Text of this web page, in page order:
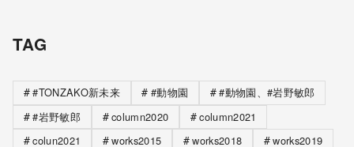
TAG
#TONZAKO新未来 #動物園
#動物園、#岩野敏郎
#岩野敏郎
column2020
column2021
colun2021
works2015 works2018
works2019